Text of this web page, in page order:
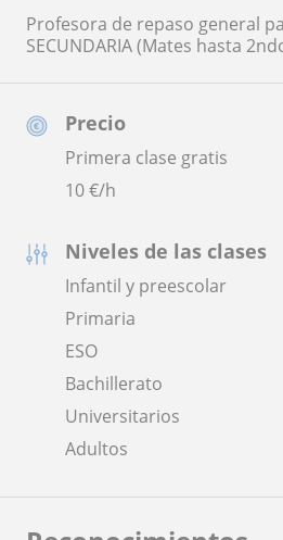
Precio
Primera clase gratis
10€/h
Niveles de las clases
Infantil y preescolar
Primaria
ESO
Bachillerato
Universitarios
Adultos
Profesora de repaso general
SECUNDARIA (Mates hasta